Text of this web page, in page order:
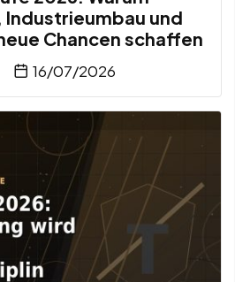
und
Chancen schaffen
16/07/2026